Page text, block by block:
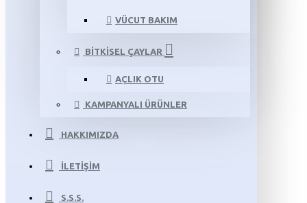
VÜCUT BAKIM
BITKISEL ÇAYLAR
AÇLIK OTU
KAMPANYALI ÜRÜNLER
HAKKIMIZDA
İLETIŞIM
S.S.S.